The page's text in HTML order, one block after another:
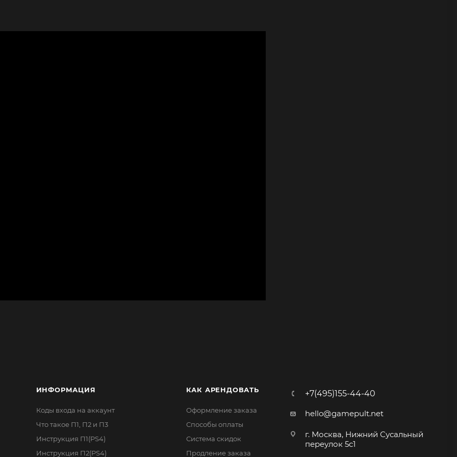
ИНФОРМАЦИЯ
Коды входа на аккаунт
Что такое П1, П2 и П3
Инструкция П1(PS4)
Инструкция П2(PS4)
КАК АРЕНДОВАТЬ
Оформление заказа
Способы оплаты
Система скидок
Продление заказа
+7(495)155-44-40
hello@gamepult.net
г. Москва, Нижний Сусальный
переулок 5с1